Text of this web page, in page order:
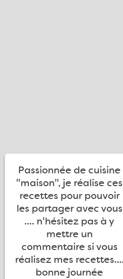
Passionnée de cuisine
"maison", je réalise ces
recettes pour pouvoir
les partager avec vous
.... n'hésitez pas à y
mettre un
commentaire si vous
réalisez mes recettes....
bonne journée